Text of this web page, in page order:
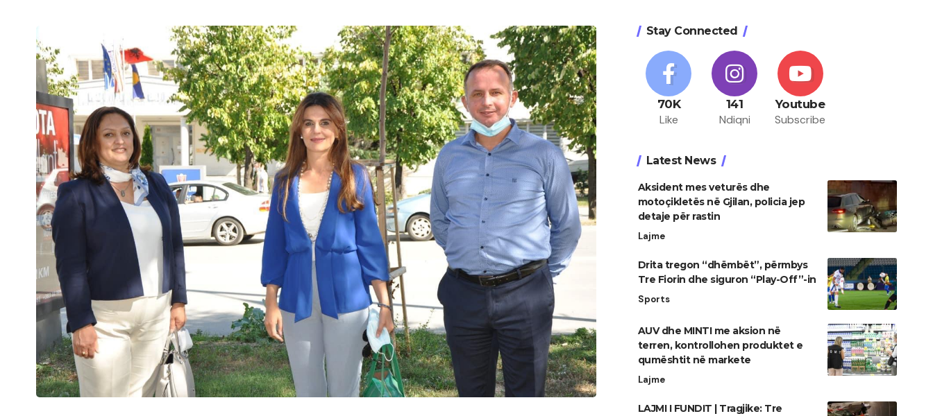
Stay Connected
70K
Like
141
Ndiqni
Youtube
Subscribe
Latest News
Aksident mes veturës dhe
motoçikletës në Gjilan, policia jep
detaje për rastin
Lajme
Drita tregon “dhëmbët”, përmbys
Tre Fiorin dhe siguron “Play-Off”-in
Sports
AUV dhe MINTI me aksion në
terren, kontrollohen produktet e
qumështit në markete
Lajme
LAJMI I FUNDIT | Tragjike: Tre